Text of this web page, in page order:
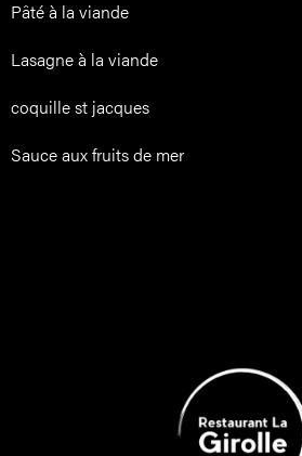
Pâté à la viande
Lasagne à la viande
coquille st jacques
Sauce aux fruits de mer